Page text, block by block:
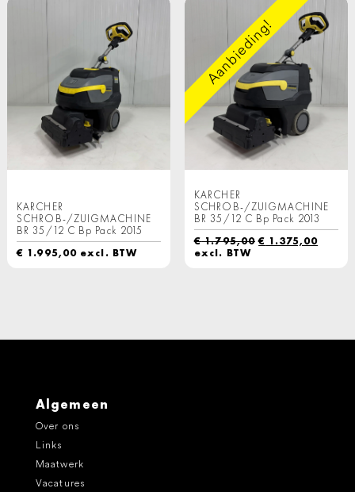
KARCHER
SCHROB-/ZUIGMACHINE
BR 35/12 C Bp Pack 2015
€ 1.995,00 excl. BTW
Aanbieding!
KARCHER
SCHROB-/ZUIGMACHINE
BR 35/12 C Bp Pack 2013
€1.795,00 € 1.375,00
excl. BTW
Algemeen
Over ons
Links
Maatwerk
Vacatures